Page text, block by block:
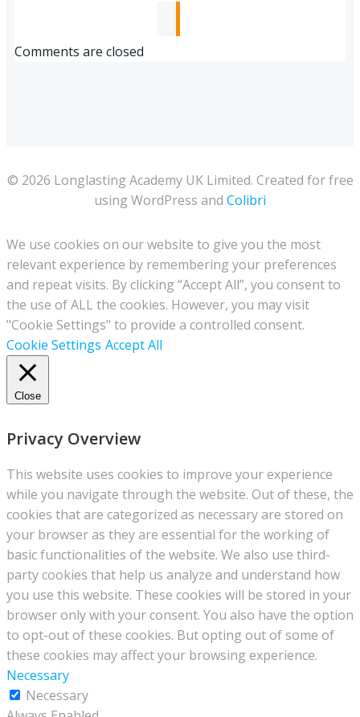
Comments are closed
© 2026 Longlasting Academy UK Limited. Created for free
using WordPress and Colibri
We use cookies on our website to give you the most
relevant experience by remembering your preferences
and repeat visits. By clicking “Accept All”, you consent to
the use of ALL the cookies. However, you may visit
"Cookie Settings" to provide a controlled consent.
Cookie Settings Accept All
Close
Privacy Overview
This website uses cookies to improve your experience
while you navigate through the website. Out of these, the
cookies that are categorized as necessary are stored on
your browser as they are essential for the working of
basic functionalities of the website. We also use third-
party cookies that help us analyze and understand how
you use this website. These cookies will be stored in your
browser only with your consent. You also have the option
to opt-out of these cookies. But opting out of some of
these cookies may affect your browsing experience.
Necessary
Necessary